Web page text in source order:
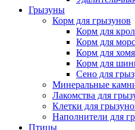
Грызуны
Корм для грызунов
Корм для
Корм для
Корм для
Корм для
Сено для
Минеральные
Лакомства для
Клетки для
Наполнители для
Птицы